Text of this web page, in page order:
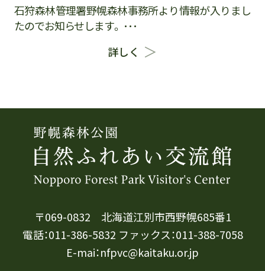
石狩森林管理署野幌森林事務所より情報が入りまし
たのでお知らせします。 ･･･
詳しく
〒069-0832 北海道江別市西野幌685番1
電話：011-386-5832 ファックス：011-388-7058
E-mai：nfpvc@kaitaku.or.jp